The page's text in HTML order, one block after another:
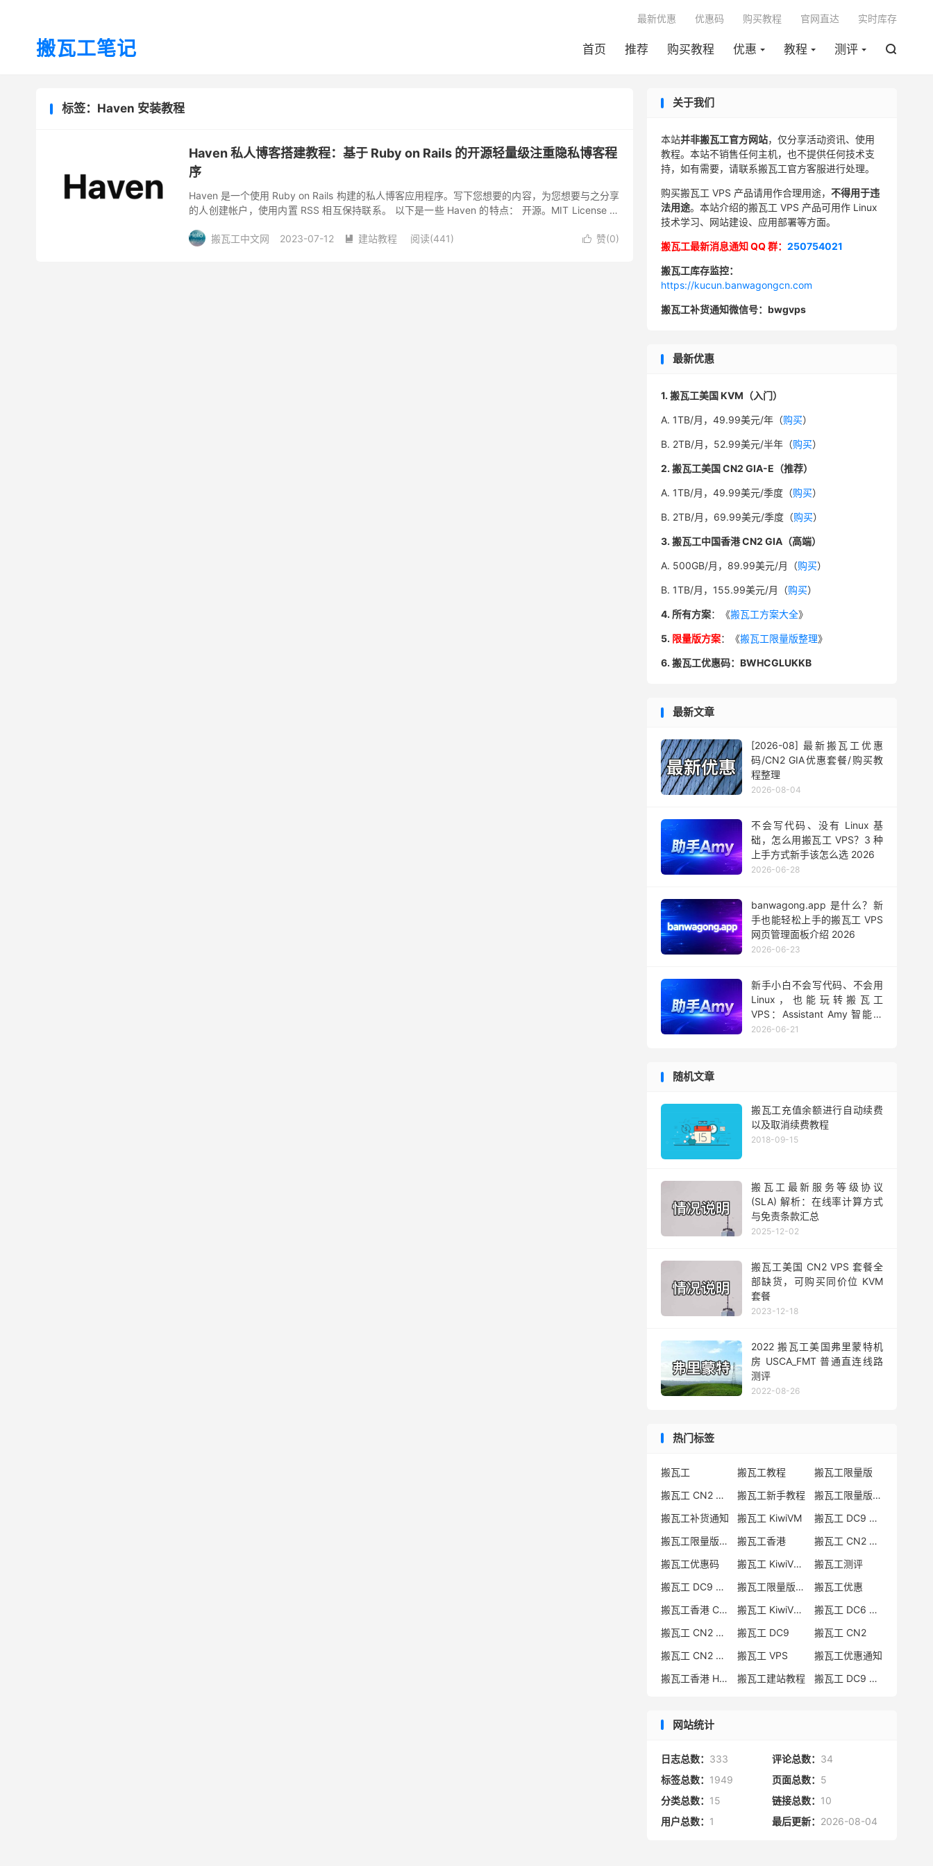
搬瓦工笔记 首页 推荐 购买教程 优惠 教程 测评 
最新优惠 优惠码 购买教程 官网直达 实时库存
标签：Haven 安装教程
Haven 私人博客搭建教程：基于 Ruby on Rails 的开源轻量级注重隐私博客程
序
Haven 是一个使用 Ruby on Rails 构建的私人博客应用程序。写下您想要的内容，为您想要与之分享
的人创建帐户，使用内置 RSS 相互保持联系。 以下是一些 Haven 的特点： 开源。MIT License 隐
搬瓦工中文网
2023-07-12  建站教程 阅读(441)  赞(0)
关于我们
本站并非搬瓦工官方网站，仅分享活动资讯、使用
教程。本站不销售任何主机，也不提供任何技术支
持，如有需要，请联系搬瓦工官方客服进行处理。
购买搬瓦工 VPS 产品请用作合理用途， 不得用于违
法用途。本站介绍的搬瓦工 VPS 产品可用作 Linux
技术学习、网站建设、应用部署等方面。
搬瓦工最新消息通知 QQ 群： 250754021
搬瓦工库存监控：
https://kucun.banwagongcn.com
搬瓦工补货通知微信号：bwgvps
最新优惠
1. 搬瓦工美国 KVM（入门）
A. 1TB/月，49.99美元/年（购买）
B. 2TB/月，52.99美元/半年（购买）
2. 搬瓦工美国 CN2 GIA-E（推荐）
A. 1TB/月，49.99美元/季度（购买）
B. 2TB/月，69.99美元/季度（购买）
3. 搬瓦工中国香港 CN2 GIA（高端）
A. 500GB/月，89.99美元/月（购买）
B. 1TB/月，155.99美元/月（购买）
4. 所有方案：《搬瓦工方案大全》
5. 限量版方案：《搬瓦工限量版整理》
6. 搬瓦工优惠码：BWHCGLUKKB
最新文章
[2026-08] 最新搬瓦工优惠
码/CN2 GIA优惠套餐/购买教
程整理
2026-08-04
不会写代码、没有 Linux 基
础，怎么用搬瓦工 VPS？3 种
上手方式新手该怎么选 2026
2026-06-28
banwagong.app 是什么？新
手也能轻松上手的搬瓦工 VPS
网页管理面板介绍 2026
2026-06-23
新手小白不会写代码、不会用
Linux，也能玩转搬瓦工
VPS：Assistant Amy 智能助
手用法 2026
2026-06-21
随机文章
搬瓦工充值余额进行自动续费
以及取消续费教程
2018-09-15
搬瓦工最新服务等级协议
(SLA) 解析：在线率计算方式
与免责条款汇总
2025-12-02
搬瓦工美国 CN2 VPS 套餐全
部缺货，可购买同价位 KVM
套餐
2023-12-18
2022 搬瓦工美国弗里蒙特机
房 USCA_FMT 普通直连线路
测评
2022-08-26
热门标签
搬瓦工 搬瓦工教程
搬瓦工限量版
搬瓦工 CN2 GIA
搬瓦工新手教程
搬瓦工限量版套餐
搬瓦工补货通知
搬瓦工 KiwiVM
搬瓦工 DC9 CN2 GIA
搬瓦工限量版补货
搬瓦工香港
搬瓦工 CN2 GIA-E
搬瓦工优惠码
搬瓦工 KiwiVM 教程
搬瓦工测评
搬瓦工 DC9 CN2 GIA 限量版
搬瓦工限量版补货通知
搬瓦工优惠
搬瓦工香港 CN2 GIA
搬瓦工 KiwiVM 控制面板
搬瓦工 DC6 CN2 GIA-E
搬瓦工 CN2 GIA-E 限量版
搬瓦工 DC9
搬瓦工 CN2
搬瓦工 CN2 GIA 限量版
搬瓦工 VPS
搬瓦工优惠通知
搬瓦工香港 HK85
搬瓦工建站教程 搬瓦工 DC9 限量版
网站统计
日志总数： 333 评论总数： 34
标签总数： 1949 页面总数： 5
分类总数： 15 链接总数： 10
用户总数： 1 最后更新： 2026-08-04